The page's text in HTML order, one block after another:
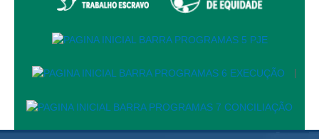
Comitê do Datajud
Dados
Comissão de Uniformização de Jurisprudência
Comitê de Gestão de Pessoas
|